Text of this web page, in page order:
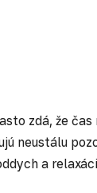
zdá, že
neustálu
a